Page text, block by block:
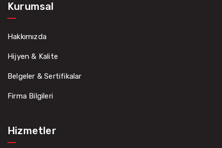
Kurumsal
Hakkımızda
Hijyen & Kalite
Belgeler & Sertifikalar
Firma Bilgileri
Hizmetler